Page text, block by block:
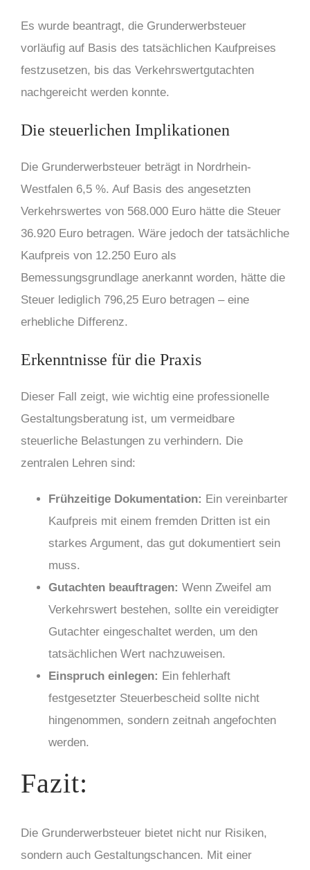
Es wurde beantragt, die Grunderwerbsteuer
vorläufig auf Basis des tatsächlichen Kaufpreises
festzusetzen, bis das Verkehrswertgutachten
nachgereicht werden konnte.
Die steuerlichen Implikationen
Die Grunderwerbsteuer beträgt in Nordrhein-
Westfalen 6,5 %. Auf Basis des angesetzten
Verkehrswertes von 568.000 Euro hätte die Steuer
36.920 Euro betragen. Wäre jedoch der tatsächliche
Kaufpreis von 12.250 Euro als
Bemessungsgrundlage anerkannt worden, hätte die
Steuer lediglich 796,25 Euro betragen – eine
erhebliche Differenz.
Erkenntnisse für die Praxis
Dieser Fall zeigt, wie wichtig eine professionelle
Gestaltungsberatung ist, um vermeidbare
steuerliche Belastungen zu verhindern. Die
zentralen Lehren sind:
Frühzeitige Dokumentation: Ein vereinbarter
Kaufpreis mit einem fremden Dritten ist ein
starkes Argument, das gut dokumentiert sein
muss.
Gutachten beauftragen: Wenn Zweifel am
Verkehrswert bestehen, sollte ein vereidigter
Gutachter eingeschaltet werden, um den
tatsächlichen Wert nachzuweisen.
Einspruch einlegen: Ein fehlerhaft
festgesetzter Steuerbescheid sollte nicht
hingenommen, sondern zeitnah angefochten
werden.
Fazit:
Die Grunderwerbsteuer bietet nicht nur Risiken,
sondern auch Gestaltungschancen. Mit einer